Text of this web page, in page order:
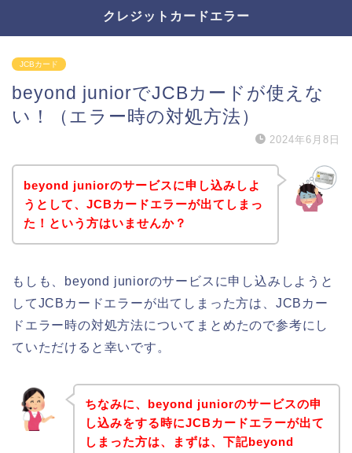
クレジットカードエラー
JCBカード
beyond juniorでJCBカードが使えな
い！（エラー時の対処方法）
2024年6月8日
beyond juniorのサービスに申し込みしよ
うとして、JCBカードエラーが出てしまっ
た！という方はいませんか？
もしも、beyond juniorのサービスに申し込みしようと
してJCBカードエラーが出てしまった方は、JCBカー
ドエラー時の対処方法についてまとめたので参考にし
ていただけると幸いです。
ちなみに、beyond juniorのサービスの申
し込みをする時にJCBカードエラーが出て
しまった方は、まずは、下記beyond